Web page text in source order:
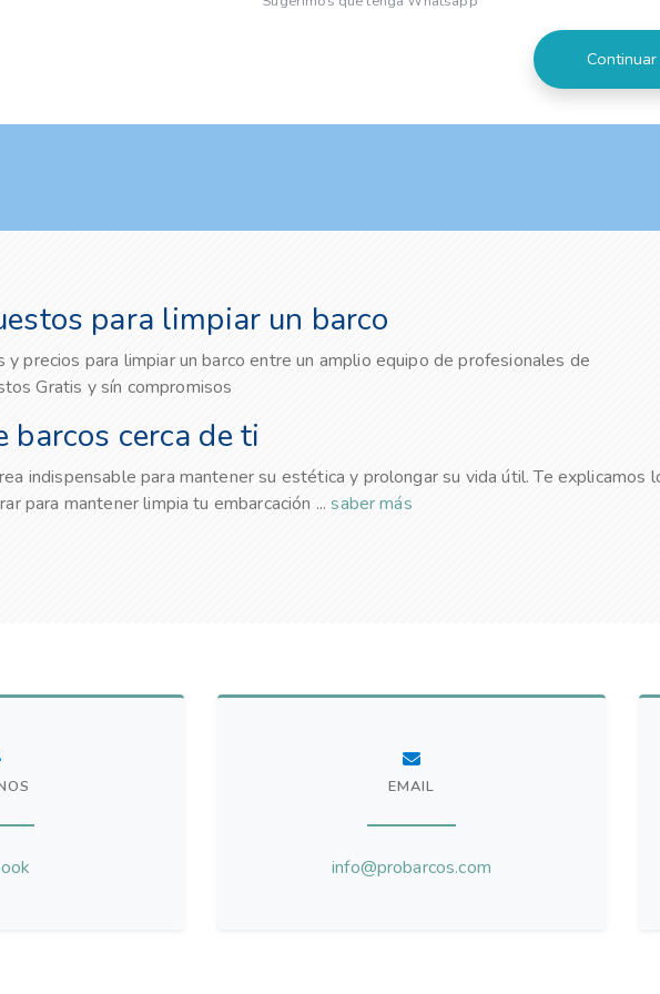
para limpiar un barco
y precios para limpiar un barco entre un amplio equipo de profesionales de
Gratis y sín compromisos
barcos cerca de ti
indispensable para mantener su estética y prolongar su vida útil. Te explicamos
para mantener limpia tu embarcación ...saber más
EMAIL
info@probarcos.com